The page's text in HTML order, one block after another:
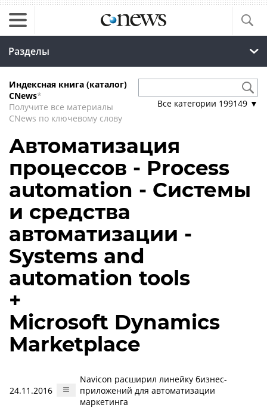
Разделы
Индексная книга (каталог)
CNews*
Получите все материалы
CNews по ключевому слову
Все категории 199149 ▼
Автоматизация
процессов - Process
automation - Системы
и средства
автоматизации -
Systems and
automation tools
+
Microsoft Dynamics
Marketplace
24.11.2016
Navicon расширил линейку бизнес-
приложений для автоматизации
маркетинга